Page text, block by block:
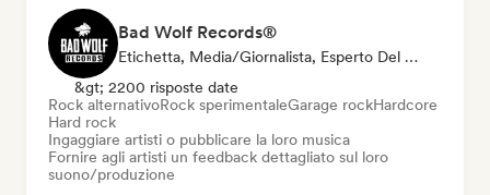
Bad Wolf Records®
Etichetta, Media/Giornalista, Esperto Del Suono
&gt; 2200 risposte date
Rock alternativoRock sperimentaleGarage rockHardcore
Hard rock
Ingaggiare artisti o pubblicare la loro musica
Fornire agli artisti un feedback dettagliato sul loro
suono/produzione